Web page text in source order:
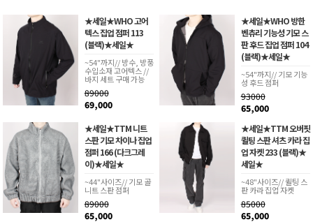
★세일★WHO 고어
텍스 집업 점퍼 113
(블랙)★세일★
~54"까지// 방수, 방풍
수입소재 고어텍스 //
바지 세트 구매 가능
89000
69,000
★세일★WHO 방한
벤츄리 기능성 기모 스
판 후드 집업 점퍼 104
(블랙)★세일★
~54"까지// 기모 기능
성 후드 점퍼
93000
65,000
★세일★TTM 니트
스판 기모 차이나 집업
점퍼 166 (다크그레
이)★세일★
~44"사이즈// 기모 골
니트 스판 점퍼
89000
65,000
★세일★TTM 오버핏
퀼팅 스판 셔츠 카라 집
업 자켓 233 (블랙)★
세일★
~48"사이즈// 퀼팅 스
판 카라 집업 자켓
85000
65,000